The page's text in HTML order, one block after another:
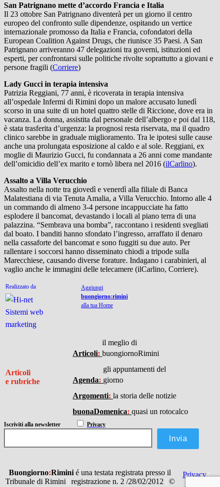
San Patrignano mette d’accordo Francia e Italia
Il 23 ottobre San Patrignano diventerà per un giorno il centro
europeo del confronto sulle dipendenze, ospitando un vertice
internazionale promosso da Italia e Francia, cofondatori della
European Coalition Against Drugs, che riunisce 35 Paesi. A San
Patrignano arriveranno 47 delegazioni tra governi, istituzioni ed
esperti, per confrontarsi sulle politiche rivolte soprattutto a giovani e
persone fragili (Corriere)
Lady Gucci in terapia intensiva
Patrizia Reggiani, 77 anni, è ricoverata in terapia intensiva
all’ospedale Infermi di Rimini dopo un malore accusato lunedì
scorso in una suite di un hotel quattro stelle di Riccione, dove era in
vacanza. La donna, assistita dal personale dell’albergo e poi dal 118,
è stata trasferita d’urgenza: la prognosi resta riservata, ma il quadro
clinico sarebbe in graduale miglioramento. Tra le ipotesi sulle cause
anche una prolungata esposizione al caldo e al sole. Reggiani, ex
moglie di Maurizio Gucci, fu condannata a 26 anni come mandante
dell’omicidio dell’ex marito e tornò libera nel 2016 (ilCarlino).
Assalto a Villa Verucchio
Assalto nella notte tra giovedì e venerdì alla filiale di Banca
Malatestiana di via Tenuta Amalia, a Villa Verucchio. Intorno alle 4
un commando di almeno 3-4 persone incappucciate ha fatto
esplodere il bancomat, devastando i locali al piano terra di una
palazzina. “Sembrava una bomba”, raccontano i residenti svegliati
dal boato. I banditi hanno sfondato l’ingresso, arraffato il denaro
nella cassaforte del bancomat e sono fuggiti su due auto. Per
rallentare i soccorsi hanno disseminato chiodi a tripode sulla
Marecchiese, causando diverse forature. Indagano i carabinieri, al
vaglio anche le immagini delle telecamere (ilCarlino, Corriere).
Realizzato da
Aggiungi
buongiorno:rimini
alla tua Home
Articoli
e rubriche
Articoli:
il meglio di
buongiornoRimini
Agenda:
gli appuntamenti del
giorno
Argomenti: la storia delle notizie
buonaDomenica: quasi un rotocalco
Iscriviti alla newsletter Privacy
Buongiorno:Rimini é una testata registrata presso il
Tribunale di Rimini | registrazione n. 2 /28/02/2012 | ©
Privacy |
Credits